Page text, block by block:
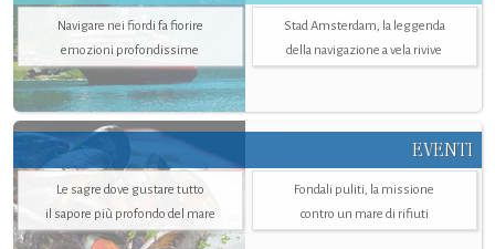
Navigare nei fiordi fa fiorire
emozioni profondissime
Stad Amsterdam, la leggenda
della navigazione a vela rivive
EVENTI
Le sagre dove gustare tutto
il sapore più profondo del mare
Fondali puliti, la missione
contro un mare di rifiuti